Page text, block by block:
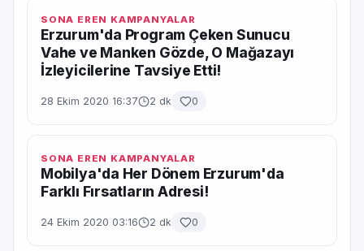
SONA EREN KAMPANYALAR
Erzurum'da Program Çeken Sunucu
Vahe ve Manken Gözde, O Mağazayı
İzleyicilerine Tavsiye Etti!
28 Ekim 2020 16:37 2 dk 0
SONA EREN KAMPANYALAR
Mobilya'da Her Dönem Erzurum'da
Farklı Fırsatların Adresi!
24 Ekim 2020 03:16 2 dk 0